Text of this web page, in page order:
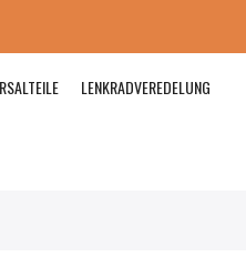
LENKRADVEREDELUNG